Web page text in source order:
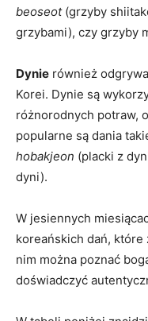
beoseot(grzyby
grzybami), ⁤czy grzyby
Dynie również
Korei. Dynie są
różnorodnych ‌potraw,
⁣popularne są dania
hobakjeon (placki z‍
dyni).
W jesiennych
koreańskich dań,
nim można​ poznać
doświadczyć